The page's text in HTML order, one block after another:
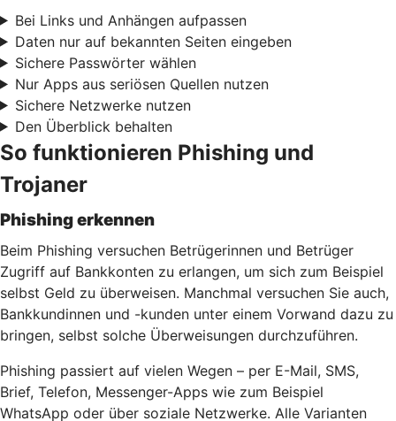
Bei Links und Anhängen aufpassen
Daten nur auf bekannten Seiten eingeben
Sichere Passwörter wählen
Nur Apps aus seriösen Quellen nutzen
Sichere Netzwerke nutzen
Den Überblick behalten
So funktionieren Phishing und
Trojaner
Phishing erkennen
Beim Phishing versuchen Betrügerinnen und Betrüger
Zugriff auf Bankkonten zu erlangen, um sich zum Beispiel
selbst Geld zu überweisen. Manchmal versuchen Sie auch,
Bankkundinnen und -kunden unter einem Vorwand dazu zu
bringen, selbst solche Überweisungen durchzuführen.
Phishing passiert auf vielen Wegen – per E-Mail, SMS,
Brief, Telefon, Messenger-Apps wie zum Beispiel
WhatsApp oder über soziale Netzwerke. Alle Varianten